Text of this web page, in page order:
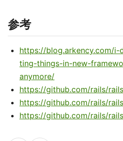
参考
https://blog.arkency.com/
ting-things-in-new-
anymore/
https://github.com/rails/
https://github.com/rails/
https://github.com/rails/